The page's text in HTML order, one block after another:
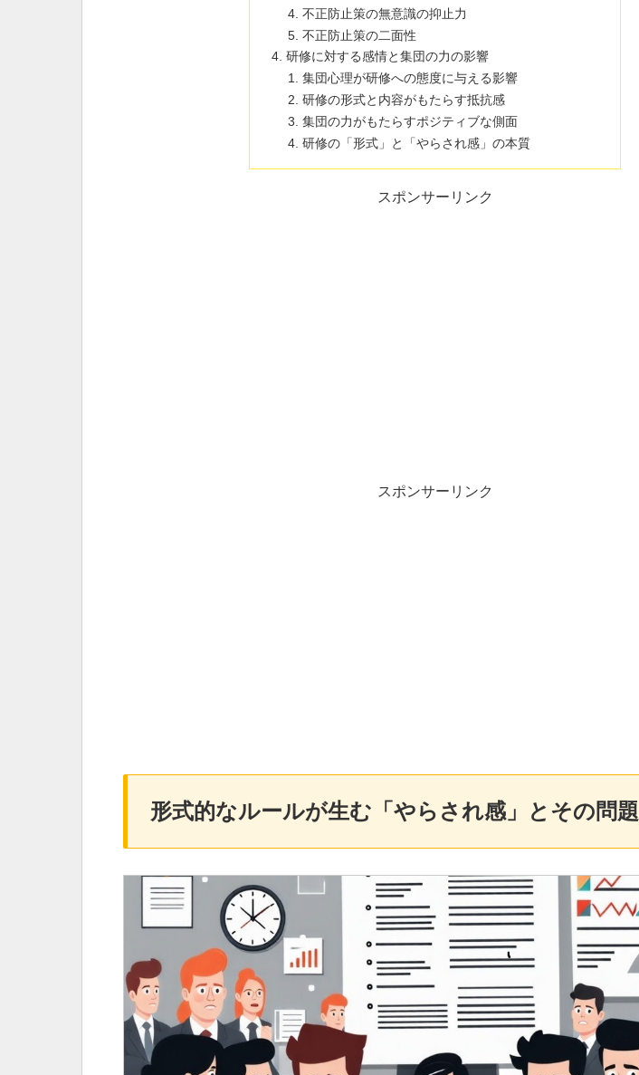
不正防止策の無意識の抑止力
不正防止策の二面性
研修に対する感情と集団の力の影響
集団心理が研修への態度に与える影響
研修の形式と内容がもたらす抵抗感
集団の力がもたらすポジティブな側面
研修の「形式」と「やらされ感」の本質
スポンサーリンク
スポンサーリンク
形式的なルールが生む「やらされ感」とその問題